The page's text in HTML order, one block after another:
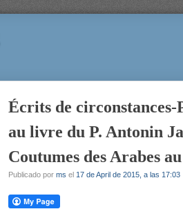
Écrits de
au livre du P. Antonin
Coutumes des Arabes
Publicado por ms el 17 de April de 2015, a las 17:03